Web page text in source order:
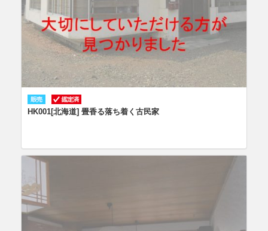
HK001[北海道] 畳香る落ち着く古民家